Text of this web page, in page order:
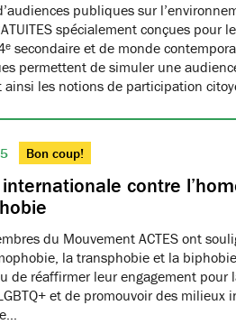
publiques sur
spécialement conçues pour
secondaire et de monde
permettent de simuler une
les notions de participation
Bon coup!
contre
du Mouvement ACTES ont
la transphobie et la
de réaffirmer leur engagement pour
et de promouvoir des milieux